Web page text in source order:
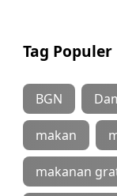
Tag Populer
BGN
makan
makanan